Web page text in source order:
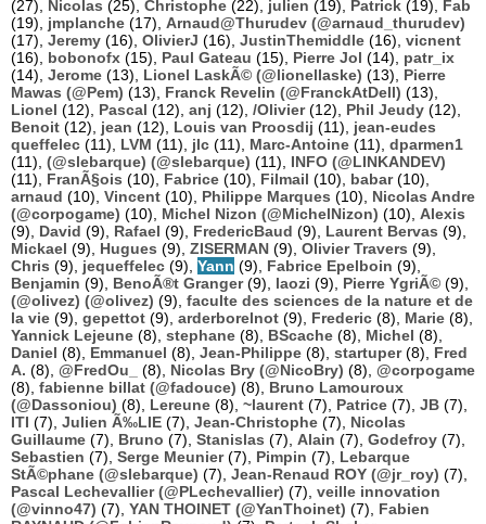
(27), Nicolas (25), Christophe (22), julien (19), Patrick (19), Fab
(19), jmplanche (17), Arnaud@Thurudev (@arnaud_thurudev)
(17), Jeremy (16), OlivierJ (16), JustinThemiddle (16), vicnent
(16), bobonofx (15), Paul Gateau (15), Pierre Jol (14), patr_ix
(14), Jerome (13), Lionel LaskÃ© (@lionellaske) (13), Pierre
Mawas (@Pem) (13), Franck Revelin (@FranckAtDell) (13),
Lionel (12), Pascal (12), anj (12), /Olivier(12), Phil Jeudy (12),
Benoit (12), jean (12), Louis van Proosdij (11), jean-eudes
queffelec (11), LVM (11), jlc (11), Marc-Antoine (11), dparmen1
(11), (@slebarque) (@slebarque) (11), INFO (@LINKANDEV)
(11), FranÃ§ois (10), Fabrice (10), Filmail (10), babar(10),
arnaud (10), Vincent (10), Philippe Marques (10), Nicolas Andre
(@corpogame) (10), Michel Nizon (@MichelNizon) (10), Alexis
(9), David (9), Rafael (9), FredericBaud (9), Laurent Bervas (9),
Mickael (9), Hugues (9), ZISERMAN (9), Olivier Travers (9),
Chris (9), jequeffelec (9), Yann (9), Fabrice Epelboin (9),
Benjamin (9), BenoÃ®t Granger(9), laozi (9), Pierre YgriÃ© (9),
(@olivez) (@olivez) (9), faculte des sciences de la nature et de
la vie (9), gepettot (9), arderborelnot (9), Frederic (8), Marie (8),
Yannick Lejeune (8), stephane (8), BScache (8), Michel (8),
Daniel (8), Emmanuel (8), Jean-Philippe (8), startuper(8), Fred
A. (8), @FredOu_ (8), Nicolas Bry (@NicoBry) (8), @corpogame
(8), fabienne billat (@fadouce) (8), Bruno Lamouroux
(@Dassoniou) (8), Lereune (8), ~laurent (7), Patrice (7), JB (7),
ITI (7), Julien Ã‰LIE (7), Jean-Christophe (7), Nicolas
Guillaume (7), Bruno (7), Stanislas (7), Alain (7), Godefroy (7),
Sebastien (7), Serge Meunier(7), Pimpin (7), Lebarque
StÃ©phane (@slebarque) (7), Jean-Renaud ROY (@jr_roy) (7),
Pascal Lechevallier (@PLechevallier) (7), veille innovation
(@vinno47) (7), YAN THOINET (@YanThoinet) (7), Fabien